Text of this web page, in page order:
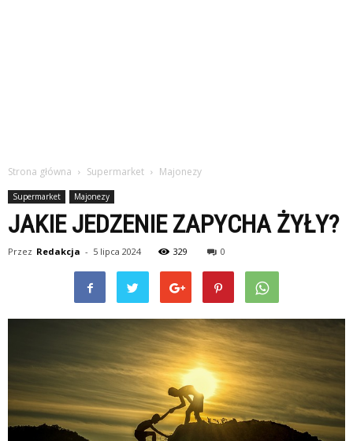
Strona główna Supermarket Majonezy
Supermarket Majonezy
JAKIE JEDZENIE ZAPYCHA ŻYŁY?
Przez Redakcja - 5 lipca 2024 329 0